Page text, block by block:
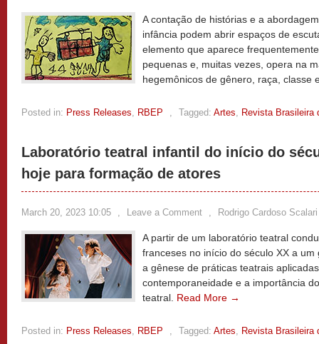
A contação de histórias e a
infância podem abrir espaços de
elemento que aparece
pequenas e, muitas vezes, opera na
hegemônicos de gênero, raça, classe
Posted in: Press Releases, RBEP , Tagged: Artes, Revista Brasileira
Laboratório teatral infantil do início do
hoje para formação de atores
March 20, 2023 10:05 , Leave a Comment , Rodrigo Cardoso Scalari
A partir de um laboratório teatral
franceses no início do século XX a
a gênese de práticas teatrais
contemporaneidade e a importância
teatral. Read More →
Posted in: Press Releases, RBEP , Tagged: Artes, Revista Brasileira